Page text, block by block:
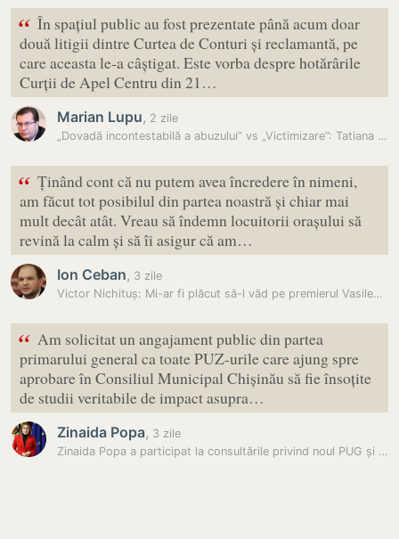
“ În spațiul public au fost prezentate până acum doar
două litigii dintre Curtea de Conturi și reclamantă, pe
care aceasta le-a câștigat. Este vorba despre hotărârile
Curții de Apel Centru din 21…
Marian Lupu, 2 zile
„Dovadă incontestabilă a abuzului” vs „Victimizare”: Tatiana Vozian și…
“ Ținând cont că nu putem avea încredere în nimeni,
am făcut tot posibilul din partea noastră și chiar mai
mult decât atât. Vreau să îndemn locuitorii orașului să
revină la calm și să îi asigur că am…
Ion Ceban, 3 zile
Victor Nichituș: Mi-ar fi plăcut să-l văd pe premierul Vasile…
“ Am solicitat un angajament public din partea
primarului general ca toate PUZ-urile care ajung spre
aprobare în Consiliul Municipal Chișinău să fie însoțite
de studii veritabile de impact asupra…
Zinaida Popa, 3 zile
Zinaida Popa a participat la consultările privind noul PUG și a cerut…